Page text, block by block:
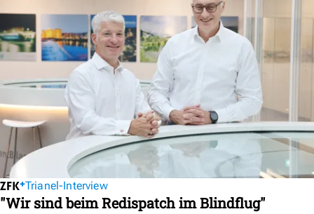
Trianel-Interview
"Wir sind beim Redispatch im Blindflug"